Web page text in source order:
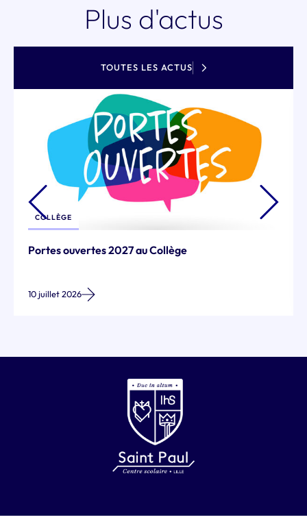
Plus d'actus
TOUTES LES ACTUS
ÉCOLE
Atelier Cuisine : Samousa
02 juillet 2026